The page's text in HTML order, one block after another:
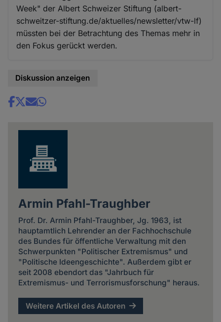
Week" der Albert Schweizer Stiftung (albert-
schweitzer-stiftung.de/aktuelles/newsletter/vtw-lf)
müssten bei der Betrachtung des Themas mehr in
den Fokus gerückt werden.
Diskussion anzeigen
Share
Armin Pfahl-Traughber
Prof. Dr. Armin Pfahl-Traughber, Jg. 1963, ist
hauptamtlich Lehrender an der Fachhochschule
des Bundes für öffentliche Verwaltung mit den
Schwerpunkten "Politischer Extremismus" und
"Politische Ideengeschichte". Außerdem gibt er
seit 2008 ebendort das "Jahrbuch für
Extremismus- und Terrorismusforschung" heraus.
Weitere Artikel des Autoren